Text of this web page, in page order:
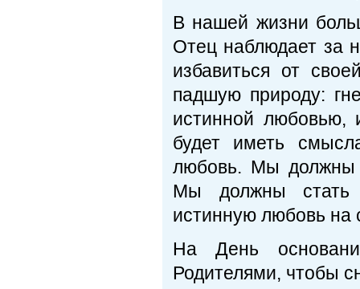
В нашей жизни
Отец наблюдает за
избавиться от
падшую природу:
истинной любовью,
будет иметь
любовь. Мы должны
Мы должны стать
истинную любовь на
На День
Родителями, чтобы